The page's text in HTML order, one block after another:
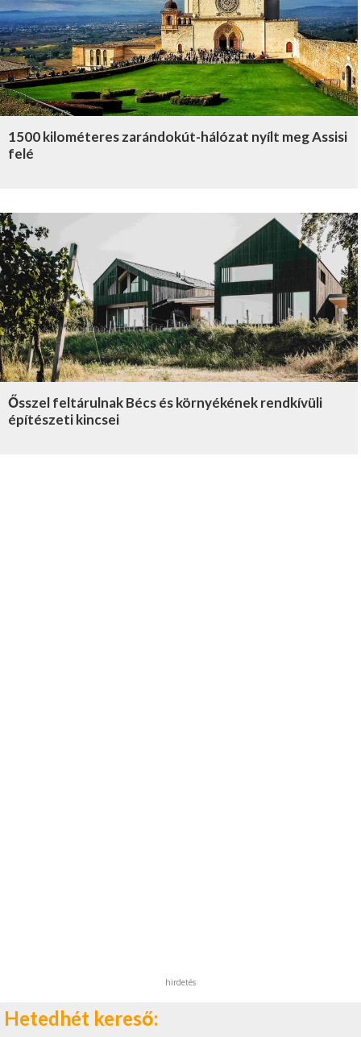
1500 kilométeres zarándokút-hálózat nyílt meg Assisi
felé
Ősszel feltárulnak Bécs és környékének rendkívüli
építészeti kincsei
hirdetés
Hetedhét kereső: